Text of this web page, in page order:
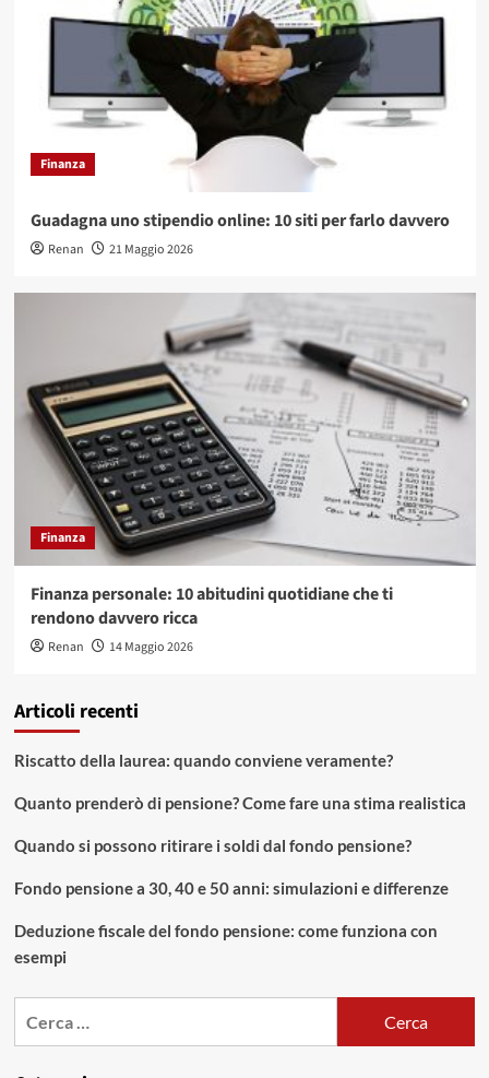
Finanza
Guadagna uno stipendio online: 10 siti per farlo davvero
Renan 21 Maggio 2026
Finanza
Finanza personale: 10 abitudini quotidiane che ti
rendono davvero ricca
Renan 14 Maggio 2026
Articoli recenti
Riscatto della laurea: quando conviene veramente?
Quanto prenderò di pensione? Come fare una stima realistica
Quando si possono ritirare i soldi dal fondo pensione?
Fondo pensione a 30, 40 e 50 anni: simulazioni e differenze
Deduzione fiscale del fondo pensione: come funziona con
esempi